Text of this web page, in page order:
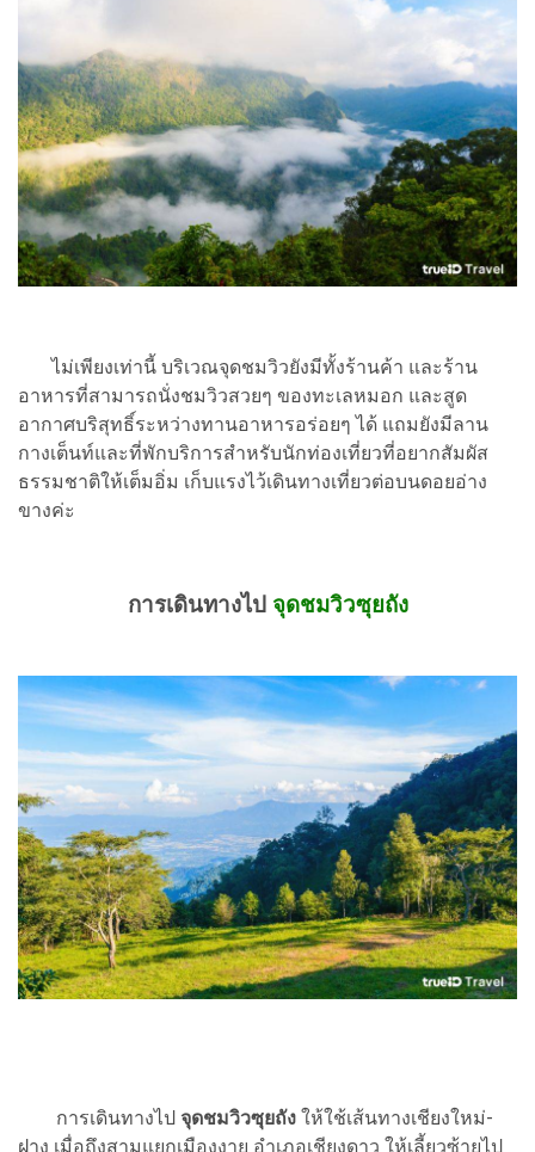
ไม่เพียงเท่านี้ บริเวณจุดชมวิวยังมีทั้งร้านค้า และร้าน
อาหารที่สามารถนั่งชมวิวสวยๆ ของทะเลหมอก และสูด
อากาศบริสุทธิ์ระหว่างทานอาหารอร่อยๆ ได้ แถมยังมีลาน
กางเต็นท์และที่พักบริการสำหรับนักท่องเที่ยวที่อยากสัมผัส
ธรรมชาติให้เต็มอิ่ม เก็บแรงไว้เดินทางเที่ยวต่อบนดอยอ่าง
ขางค่ะ
การเดินทางไป จุดชมวิวซุยถัง
การเดินทางไป จุดชมวิวซุยถัง ให้ใช้เส้นทางเชียงใหม่-
ฝาง เมื่อถึงสามแยกเมืองงาย อำเภอเชียงดาว ให้เลี้ยวซ้ายไป